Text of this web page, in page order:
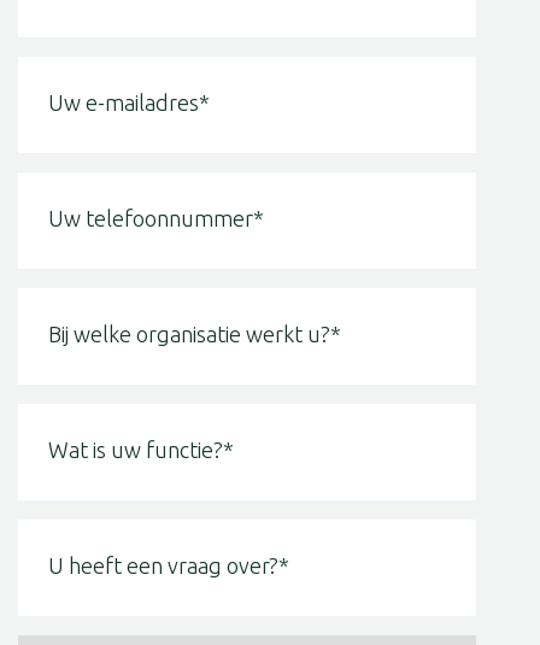
mailadres
(Vereist)
welke
(Vereist)
heeft